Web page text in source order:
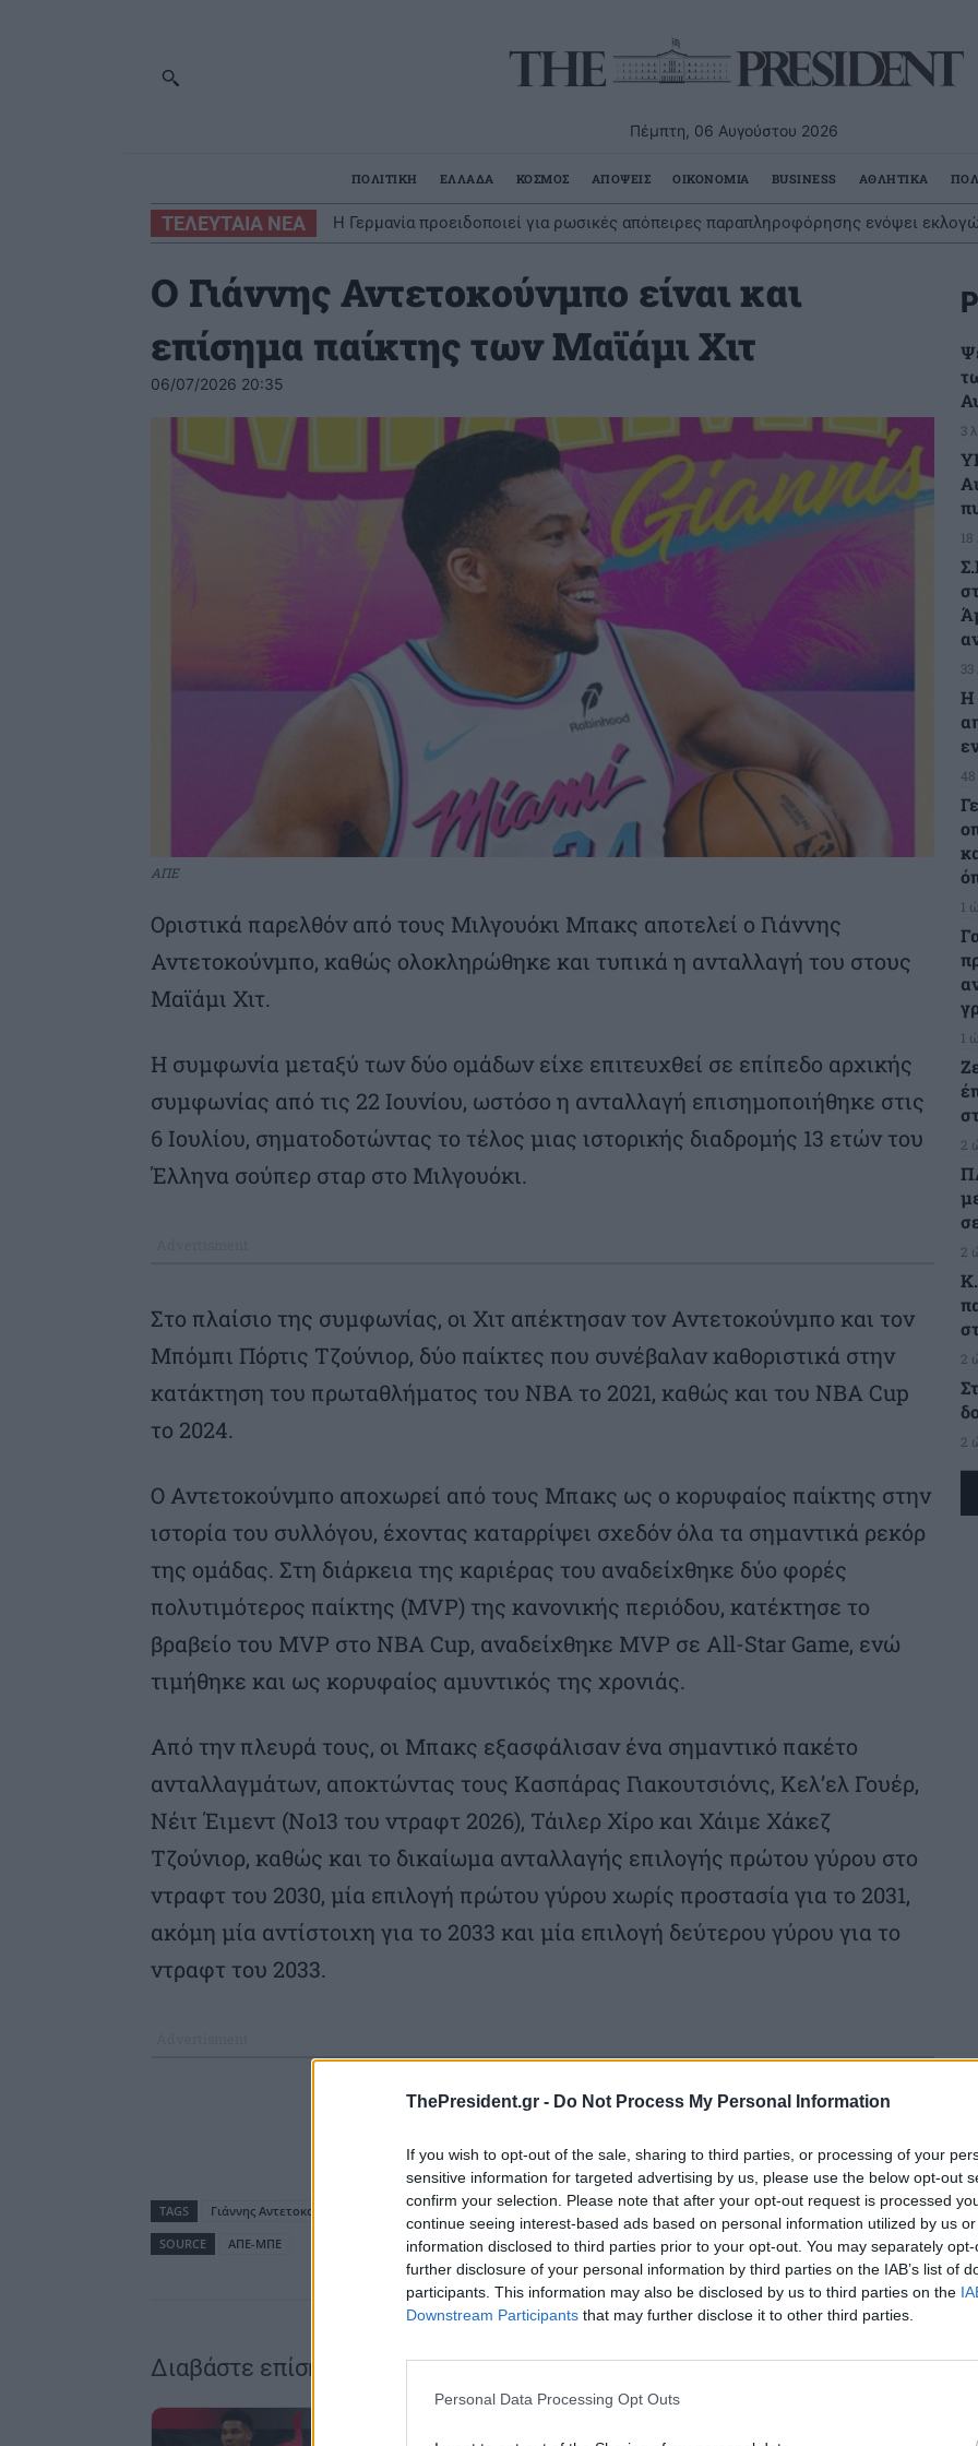
ThePresident.gr - Do Not Process My Personal Information
If you wish to opt-out of the sale, sharing to third parties, or processing of your
sensitive information for targeted advertising by us, please use the below opt-out
confirm your selection. Please note that after your opt-out request is processed
continue seeing interest-based ads based on personal information utilized by us
information disclosed to third parties prior to your opt-out. You may separately
further disclosure of your personal information by third parties on the IAB’s list of
participants. This information may also be disclosed by us to third parties on the
Downstream Participants that may further disclose it to other third parties.
Personal Data Processing Opt Outs
Πέμπτη, 06 Αυγούστου 2026
ΠΟΛΙΤΙΚΗ ΕΛΛΑΔΑ ΚΟΣΜΟΣ ΑΠΟΨΕΙΣ ΟΙΚΟΝΟΜΙΑ BUSINESS ΑΘΛΗΤΙΚΑ
ΤΕΛΕΥΤΑΙΑ ΝΕΑ Η Γερμανία προειδοποιεί για ρωσικές απόπειρες παραπληροφόρησης ενόψει
Ο Γιάννης Αντετοκούνμπο είναι και
επίσημα παίκτης των Μαϊάμι Χιτ
06/07/2026 20:35
ΑΠΕ
Οριστικά παρελθόν από τους Μιλγουόκι Μπακς αποτελεί ο Γιάννης
Αντετοκούνμπο, καθώς ολοκληρώθηκε και τυπικά η ανταλλαγή του στους
Μαϊάμι Χιτ.
Η συμφωνία μεταξύ των δύο ομάδων είχε επιτευχθεί σε επίπεδο αρχικής
συμφωνίας από τις 22 Ιουνίου, ωστόσο η ανταλλαγή επισημοποιήθηκε στις
6 Ιουλίου, σηματοδοτώντας το τέλος μιας ιστορικής διαδρομής 13 ετών του
Έλληνα σούπερ σταρ στο Μιλγουόκι.
Στο πλαίσιο της συμφωνίας, οι Χιτ απέκτησαν τον Αντετοκούνμπο και τον
Μπόμπι Πόρτις Τζούνιορ, δύο παίκτες που συνέβαλαν καθοριστικά στην
κατάκτηση του πρωταθλήματος του ΝΒΑ το 2021, καθώς και του NBA Cup
το 2024.
Ο Αντετοκούνμπο αποχωρεί από τους Μπακς ως ο κορυφαίος παίκτης στην
ιστορία του συλλόγου, έχοντας καταρρίψει σχεδόν όλα τα σημαντικά ρεκόρ
της ομάδας. Στη διάρκεια της καριέρας του αναδείχθηκε δύο φορές
πολυτιμότερος παίκτης (MVP) της κανονικής περιόδου, κατέκτησε το
βραβείο του MVP στο NBA Cup, αναδείχθηκε MVP σε All-Star Game, ενώ
τιμήθηκε και ως κορυφαίος αμυντικός της χρονιάς.
Από την πλευρά τους, οι Μπακς εξασφάλισαν ένα σημαντικό πακέτο
ανταλλαγμάτων, αποκτώντας τους Κασπάρας Γιακουτσιόνις, Κελ’ελ Γουέρ,
Νέιτ Έιμεντ (Νο13 του ντραφτ 2026), Τάιλερ Χίρο και Χάιμε Χάκεζ
Τζούνιορ, καθώς και το δικαίωμα ανταλλαγής επιλογής πρώτου γύρου στο
ντραφτ του 2030, μία επιλογή πρώτου γύρου χωρίς προστασία για το 2031,
ακόμη μία αντίστοιχη για το 2033 και μία επιλογή δεύτερου γύρου για το
ντραφτ του 2033.
TAGS
Γιάννης Αντετοκούνμπο
SOURCE
ΑΠΕ-ΜΠΕ
Διαβάστε επίσης
3
Η
1
1
2
2
2
2